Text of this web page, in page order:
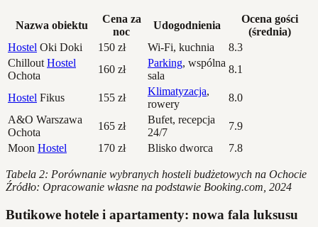
Nazwa obiektu
Cena za
noc
Udogodnienia
Ocena gości
(średnia)
Hostel Oki Doki 150 zł Wi-Fi, kuchnia
8.3
Chillout Hostel
Ochota
160 zł
Parking, wspólna
sala
8.1
Hostel Fikus 155 zł
Klimatyzacja,
rowery
8.0
A&O Warszawa
Ochota
165 zł
Bufet, recepcja
24/7
7.9
Moon Hostel 170 zł Blisko dworca 7.8
Tabela 2: Porównanie wybranych hosteli budżetowych na Ochocie
Źródło: Opracowanie własne na podstawie Booking.com, 2024
Butikowe hotele i apartamenty: nowa fala luksusu